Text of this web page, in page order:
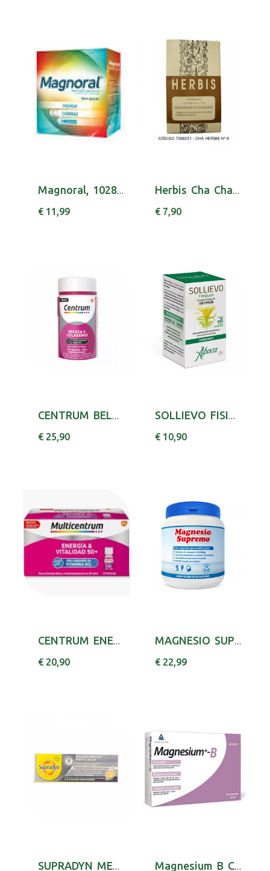
Magnoral, 1028,4 mg/10 mL x 20 amp beb
€ 11,99
Herbis Cha Cha N6
€ 7,90
CENTRUM BELEZA COLAGENIO CAPS X30 ZINCO (OXID...
€ 25,90
SOLLIEVO FISIOLAX COMP X27
€ 10,90
CENTRUM ENERGIA VITALIDADE 50+ 7ML X15 CIANOC...
€ 20,90
MAGNESIO SUPREMO PO 300G MAGNESIO (CARBONATO)...
€ 22,99
SUPRADYN MENTAL BOOST COMP EFERV X10 ASCORBIC... Magnesium B Comp X 30 comps